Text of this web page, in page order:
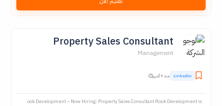
Property Sales Consultant
Management
LinkedIn منذ 9 أشهر
ook Development – Now Hiring: Property Sales Consultant Rook Development is